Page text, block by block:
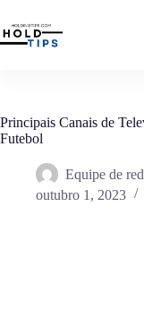
para
o
Principais Canais de
Futebol
Equipe de
outubro 1, 2023